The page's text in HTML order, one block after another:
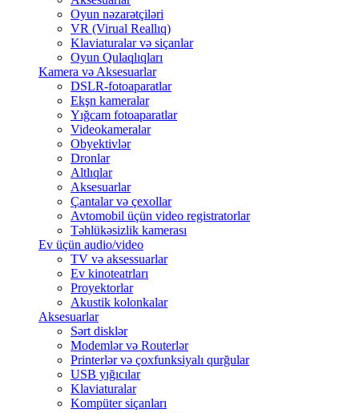
Oyun nəzarətçiləri
VR (Virual Reallıq)
Klaviaturalar və siçanlar
Oyun Qulaqlıqları
Kamera və Aksesuarlar
DSLR-fotoaparatlar
Ekşn kameralar
Yığcam fotoaparatlar
Videokameralar
Obyektivlər
Dronlar
Altlıqlar
Aksesuarlar
Çantalar və çexollar
Avtomobil üçün video registratorlar
Təhlükəsizlik kamerası
Ev üçün audio/video
TV və aksessuarlar
Ev kinoteatrları
Proyektorlar
Akustik kolonkalar
Aksesuarlar
Sərt disklər
Modemlər və Routerlər
Printerlər və çoxfunksiyalı qurğular
USB yığıcılar
Klaviaturalar
Kompüter siçanları